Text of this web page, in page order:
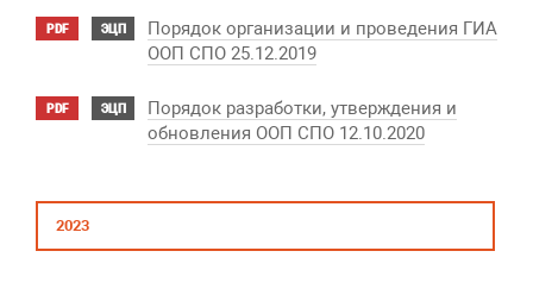
PDF ЭЦП
Порядок организации и проведения ГИА
ООП СПО 25.12.2019
PDF ЭЦП
Порядок разработки, утверждения и
обновления ООП СПО 12.10.2020
2023